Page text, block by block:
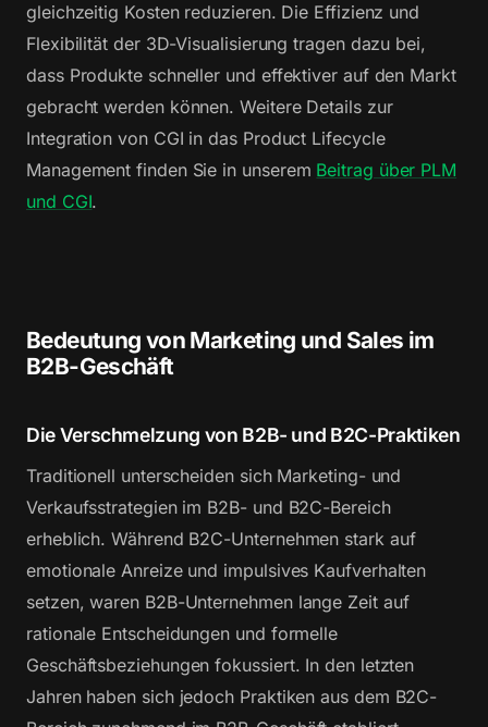
gleichzeitig Kosten reduzieren. Die Effizienz und
Flexibilität der 3D-Visualisierung tragen dazu bei,
dass Produkte schneller und effektiver auf den Markt
gebracht werden können. Weitere Details zur
Integration von CGI in das Product Lifecycle
Management finden Sie in unserem Beitrag über PLM
und CGI.
Bedeutung von Marketing und Sales im
B2B-Geschäft
Die Verschmelzung von B2B- und B2C-Praktiken
Traditionell unterscheiden sich Marketing- und
Verkaufsstrategien im B2B- und B2C-Bereich
erheblich. Während B2C-Unternehmen stark auf
emotionale Anreize und impulsives Kaufverhalten
setzen, waren B2B-Unternehmen lange Zeit auf
rationale Entscheidungen und formelle
Geschäftsbeziehungen fokussiert. In den letzten
Jahren haben sich jedoch Praktiken aus dem B2C-